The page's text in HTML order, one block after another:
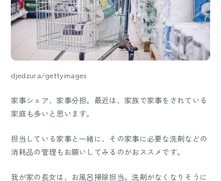
djedzura/gettyimages
家事シェア、家事分担。最近は、家族で家事をされている
家庭も多いと思います。
担当している家事と一緒に、その家事に必要な洗剤などの
消耗品の管理もお願いしてみるのがおススメです。
我が家の長女は、お風呂掃除担当。洗剤がなくなりそうに